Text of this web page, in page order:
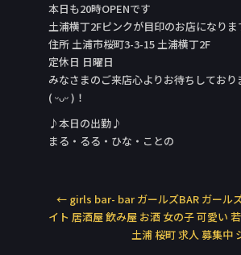
本日も20時OPENです
土浦横丁2Fピンクが目印のお店になりま
住所 土浦市桜町3-3-15 土浦横丁2F
定休日 日曜日
みなさまのご来店心よりお待ちしており
( ᵕᴗᵕ )！
♪本日の出勤♪
まる・るる・ひな・ことの
← girls bar- bar ガールズBAR ガール
イト 居酒屋 飲み屋 お酒 女の子 可愛い
土浦 桜町 求人 募集中